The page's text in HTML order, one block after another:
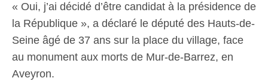
« Oui, j’ai décidé d’être candidat à la présidence de
la République », a déclaré le député des Hauts-de-
Seine âgé de 37 ans sur la place du village, face
au monument aux morts de Mur-de-Barrez, en
Aveyron.